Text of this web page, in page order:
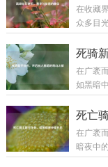
在收藏
众多目
史与现
的货币
级钻石
常由高
具有极
又或许
死骑
在广袤
如黑暗
每一个
把钥匙,
死亡骑
务便正
周围弥
死亡
在广袤
暗夜中
新手玩